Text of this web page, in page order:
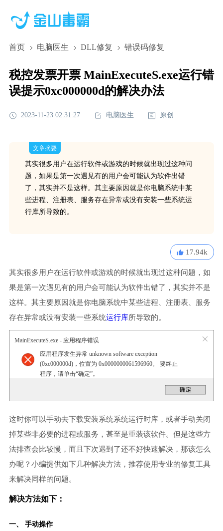
首页 电脑医生 DLL修复 错误码修复
税控发票开票 MainExecuteS.exe运行错
误提示0xc000000d的解决办法
2023-11-23 02:31:27 电脑医生 原创
文章摘要
其实很多用户在运行软件或游戏的时候就出现过这种问
题，如果是第一次遇见有的用户会可能认为软件出错
了，其实并不是这样。其主要原因就是你电脑系统中某
些进程、注册表、服务存在异常或没有安装一些系统运
行库所导致的。
17.94k
其实很多用户在运行软件或游戏的时候就出现过这种问题，如
果是第一次遇见有的用户会可能认为软件出错了，其实并不是
这样。其主要原因就是你电脑系统中某些进程、注册表、服务
存在异常或没有安装一些系统运行库所导致的。
MainExecuteS.exe - 应用程序错误
应用程序发生异常 unknown software exception
(0xc000000d)，位置为 0x0000000061596960。 要终止
程序，请单击“确定”。
这时你可以手动去下载安装系统系统运行时库，或者手动关闭
掉某些非必要的进程或服务，甚至是重装该软件。但是这些方
法排查会比较慢，而且下次遇到了还不好快速解决，那该怎么
办呢？小编提供如下几种解决方法，推荐使用专业的修复工具
来解决同样的问题。
解决方法如下：
一、 手动操作